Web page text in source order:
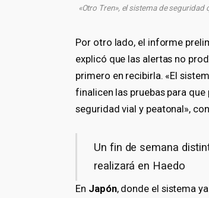
«Otro Tren», el sistema de seguridad
Por otro lado, el informe
explicó que las alertas no
primero en recibirla. «El
finalicen las pruebas para
seguridad vial y peatonal»,
Un fin de semana
realizará en Haedo
En Japón, donde el sistema